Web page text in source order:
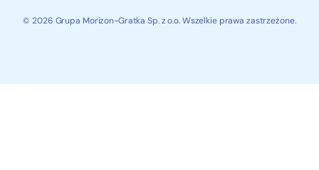
© 2026 Grupa Morizon-Gratka Sp. z o.o. Wszelkie prawa zastrzeżone.